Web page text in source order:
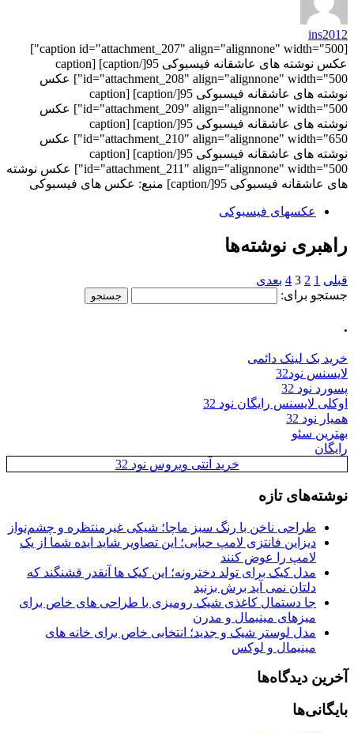
ins2012
[caption id="attachment_207" align="alignnone" width="500"]
عکس نوشته های عاشقانه فیسبوکی 95[/caption] [caption
id="attachment_208" align="alignnone" width="500"] عکس
نوشته های عاشقانه فیسبوکی 95[/caption] [caption
id="attachment_209" align="alignnone" width="500"] عکس
نوشته های عاشقانه فیسبوکی 95[/caption] [caption
id="attachment_210" align="alignnone" width="650"] عکس
نوشته های عاشقانه فیسبوکی 95[/caption] [caption
id="attachment_211" align="alignnone" width="500"] عکس نوشته
های عاشقانه فیسبوکی 95[/caption] منبع: عکس های فیسبوکی
عکسهای فیسبوکی
راهبری نوشته‌ها
قبلی 1
2
3
4 بعدی
جستجو برای:
.
خرید بک لینک دائمی
لایسنس نود32
پسورد نود 32
اوکلی لایسنس رایگان نود 32
همیار نود 32
بهترین سئو
رایگان
خرید آنتی ویروس نود 32
نوشته‌های تازه
طراحی ناخن با رنگ سبز ماچا؛ شیکی غیرمنتظره و چشم‌نواز
دیزاین فانتزی لامپ حبابی؛ این تصاویر شاید ایده شما از یک
لامپ را عوض کنند
مدل کیک برای تولد دخترونه؛ این کیک ها آنقدر قشنگند که
دلتان نمی آید برش بزنید
جا دستمال کاغذی شیک رومیزی با طراحی های خاص برای
میزهای مینیمال و مدرن
مدل لوستر شیک و جدید؛ انتخابی خاص برای خانه های
مینیمال و لوکس
آخرین دیدگاه‌ها
بایگانی‌ها